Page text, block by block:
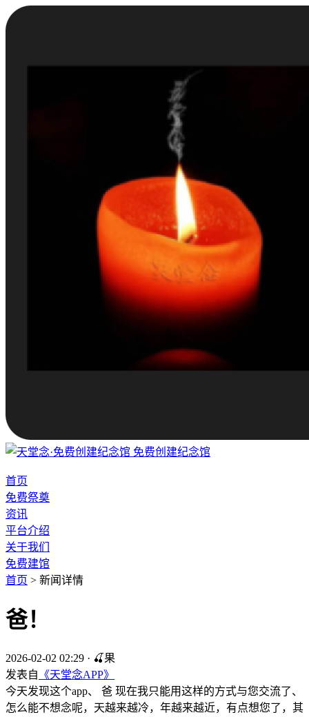
免费创建纪念馆
首页
免费祭奠
资讯
平台介绍
关于我们
免费建馆
首页 > 新闻详情
爸！
2026-02-02 02:29 · 🍒果
发表自 《天堂念APP》
今天发现这个app、 爸 现在我只能用这样的方式与您交流了、
怎么能不想念呢，天越来越冷，年越来越近，有点想您了，其